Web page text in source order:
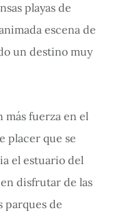
playas de
escena de
un destino muy
más fuerza en el
placer que se
el estuario del
disfrutar de las
parques de